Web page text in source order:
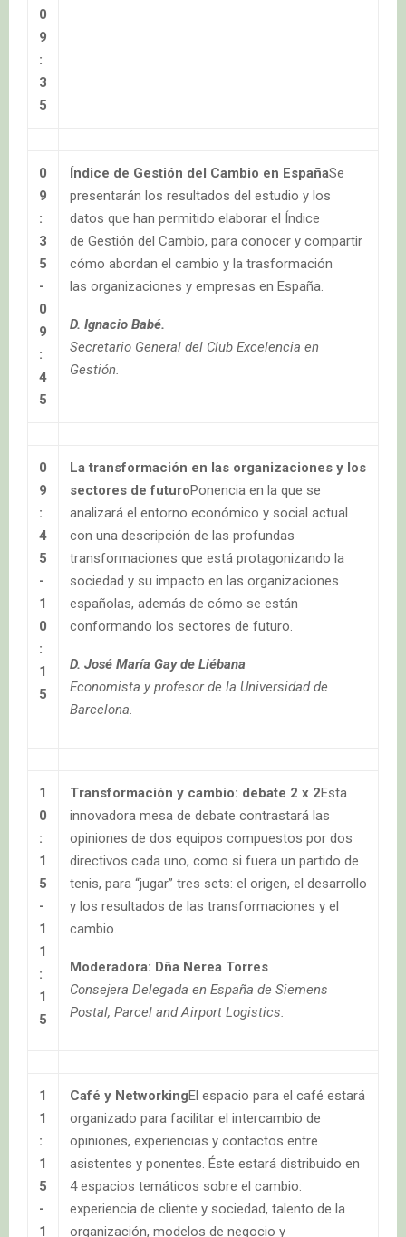
0
9
:
3
5
0
9
:
3
5
-
0
9
:
4
5
Índice de Gestión del Cambio en EspañaSe
presentarán los resultados del estudio y los
datos que han permitido elaborar el Índice
de Gestión del Cambio, para conocer y compartir
cómo abordan el cambio y la trasformación
las organizaciones y empresas en España.
D. Ignacio Babé.
Secretario General del Club Excelencia en
Gestión.
0
9
:
4
5
-
1
0
:
1
5
La transformación en las organizaciones y los
sectores de futuroPonencia en la que se
analizará el entorno económico y social actual
con una descripción de las profundas
transformaciones que está protagonizando la
sociedad y su impacto en las organizaciones
españolas, además de cómo se están
conformando los sectores de futuro.
D. José María Gay de Liébana
Economista y profesor de la Universidad de
Barcelona.
1
0
:
1
5
-
1
1
:
1
5
Transformación y cambio: debate 2 x 2Esta
innovadora mesa de debate contrastará las
opiniones de dos equipos compuestos por dos
directivos cada uno, como si fuera un partido de
tenis, para “jugar” tres sets: el origen, el desarrollo
y los resultados de las transformaciones y el
cambio.
Moderadora: Dña Nerea Torres
Consejera Delegada en España de Siemens
Postal, Parcel and Airport Logistics.
1
1
:
1
5
-
1
Café y NetworkingEl espacio para el café estará
organizado para facilitar el intercambio de
opiniones, experiencias y contactos entre
asistentes y ponentes. Éste estará distribuido en
4 espacios temáticos sobre el cambio:
experiencia de cliente y sociedad, talento de la
organización, modelos de negocio y